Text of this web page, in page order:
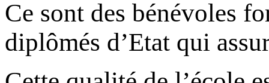
Ce sont des bénévoles
diplômés d’Etat qui